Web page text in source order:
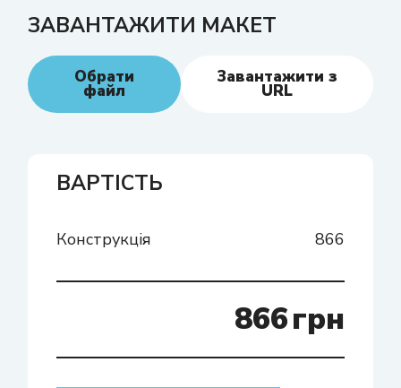
ЗАВАНТАЖИТИ МАКЕТ
Обрати
файл
Завантажити з
URL
ВАРТІСТЬ
Конструкція 866
866грн